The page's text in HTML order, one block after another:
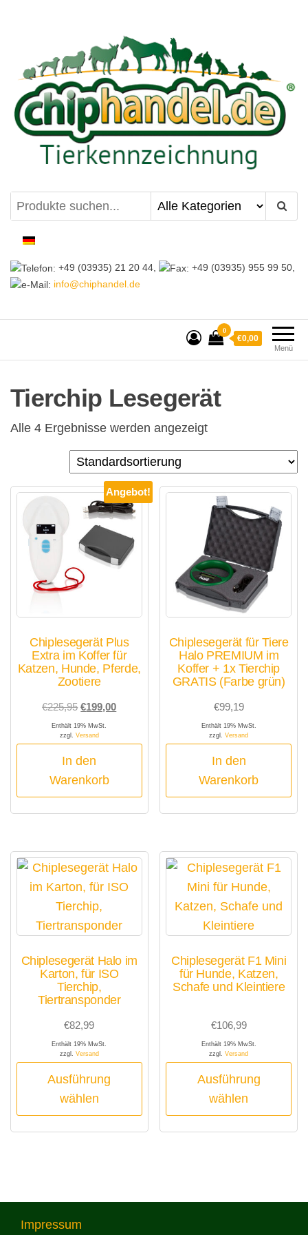
chiphandel.de
+49 (03935) 21 20 44,
+49 (03935) 955 99 50,
info@chiphandel.de
Menü
0
€0,00
Tierchip Lesegerät
Alle 4 Ergebnisse werden angezeigt
Angebot!
Chiplesegerät Plus
Extra im Koffer für
Katzen, Hunde, Pferde,
Zootiere
€225,95 Ursprünglicher
Preis
war:
€225,95
€199,00Aktueller
Enthält 19% MwSt.
zzgl. Versand
In den
Warenkorb
Chiplesegerät für Tiere
Halo PREMIUM im
Koffer + 1x Tierchip
GRATIS (Farbe grün)
€99,19
Enthält 19% MwSt.
zzgl.Versand
In den
Warenkorb
Chiplesegerät Halo im
Karton, für ISO
Tierchip,
Tiertransponder
€82,99
Enthält 19% MwSt.
zzgl. Versand
Ausführung
wählen
Dieses
Optionen
Chiplesegerät F1 Mini
für Hunde, Katzen,
Schafe und Kleintiere
€106,99
Enthält 19% MwSt.
zzgl.Versand
Ausführung
wählen
Impressum